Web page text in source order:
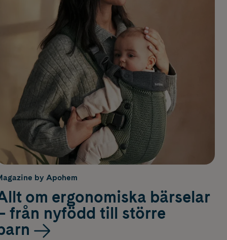
by Apohem
om ergonomiska bärselar
från nyfödd till större